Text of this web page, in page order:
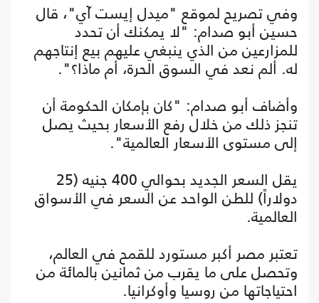
وفي تصريح لموقع "ميدل إيست آي"، قال
حسين أبو صدام: "لا يمكنك أن تحدد
للمزارعين من الذي ينبغي عليهم بيع إنتاجهم
له. ألم نعد في السوق الحرة، أم ماذا؟".
وأضاف أبو صدام: "كان بإمكان الحكومة أن
تنجز ذلك من خلال رفع الأسعار بحيث يصل
إلى مستوى الأسعار العالمية".
يقل السعر الجديد بحوالي 400 جنيه (25
دولاراً) للطن الواحد عن السعر في الأسواق
العالمية.
تعتبر مصر أكبر مستورد للقمح في العالم،
وتحصل على ما يقرب من ثمانين بالمائة من
احتياجاتها من روسيا وأوكرانيا.